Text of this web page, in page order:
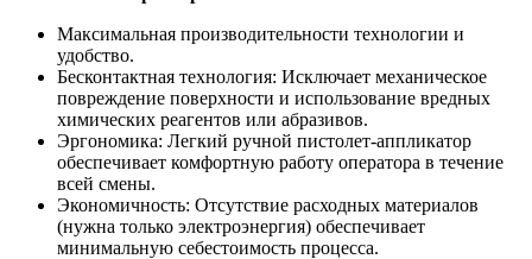
Максимальная производительности технологии и
удобство.
Бесконтактная технология: Исключает механическое
повреждение поверхности и использование вредных
химических реагентов или абразивов.
Эргономика: Легкий ручной пистолет-аппликатор
обеспечивает комфортную работу оператора в течение
всей смены.
Экономичность: Отсутствие расходных материалов
(нужна только электроэнергия) обеспечивает
минимальную себестоимость процесса.